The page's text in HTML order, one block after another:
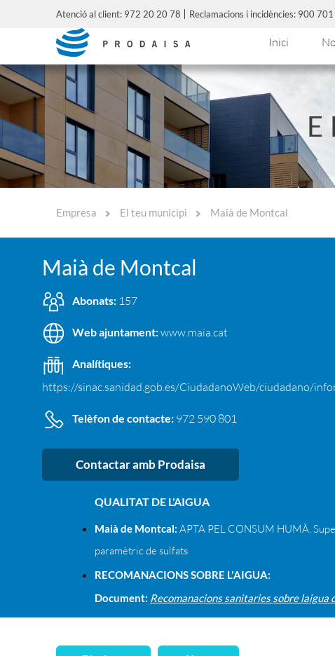
Atenció al client: 972 20 20 78 Reclamacions i incidències: 900
Inici
Empresa El teu municipi Maià de Montcal
Maià de Montcal
Abonats: 157
Web ajuntament:www.maia.cat
Analítiques:
https://sinac.sanidad.gob.es/CiudadanoWeb/ciudadano/
Telèfon de contacte: 972 590 801
Contactar amb Prodaisa
QUALITAT DE L'AIGUA
Maià de Montcal: APTA PEL CONSUM HUMÀ.
paramètric de sulfats
RECOMANACIONS SOBRE L'AIGUA:
Document: Recomanacions sanitaries sobre laigua